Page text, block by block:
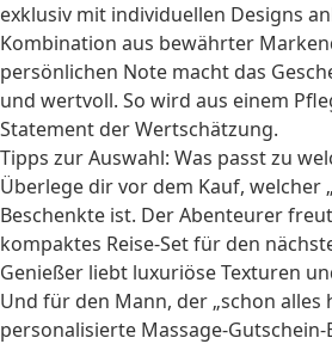
exklusiv mit individuellen Designs
Kombination aus bewährter
persönlichen Note macht das
und wertvoll. So wird aus einem
Statement der Wertschätzung.
Tipps zur Auswahl: Was passt zu
Überlege dir vor dem Kauf, welcher
Beschenkte ist. Der Abenteurer
kompaktes Reise-Set für den
Genießer liebt luxuriöse Texturen
Und für den Mann, der „schon alles
personalisierte Massage-